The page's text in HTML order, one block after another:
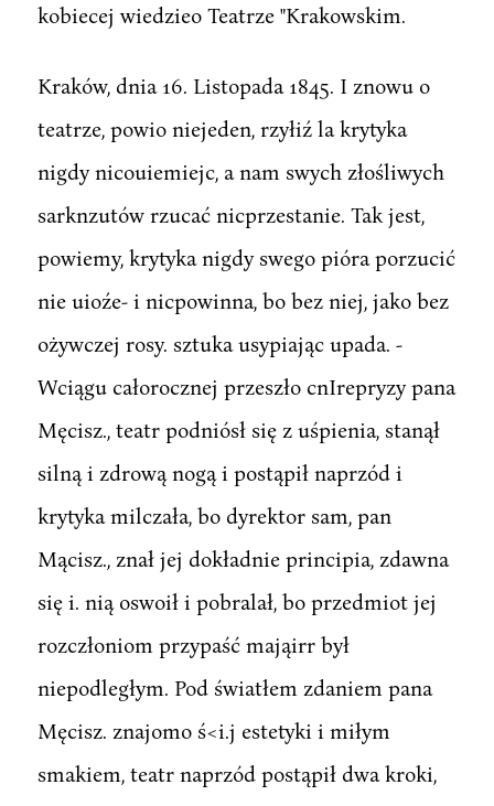
kobiecej wiedzieo Teatrze "Krakowskim.
Kraków, dnia 16. Listopada 1845. I znowu o
teatrze, powio niejeden, rzyłiź la krytyka
nigdy nicouiemiejc, a nam swych złośliwych
sarknzutów rzucać nicprzestanie. Tak jest,
powiemy, krytyka nigdy swego pióra porzucić
nie uioźe- i nicpowinna, bo bez niej, jako bez
ożywczej rosy. sztuka usypiając upada. -
Wciągu całorocznej przeszło cnIrepryzy pana
Męcisz., teatr podniósł się z uśpienia, stanął
silną i zdrową nogą i postąpił naprzód i
krytyka milczała, bo dyrektor sam, pan
Mącisz., znał jej dokładnie principia, zdawna
się i. nią oswoił i pobralał, bo przedmiot jej
rozczłoniom przypaść mająirr był
niepodległym. Pod światłem zdaniem pana
Męcisz. znajomo ś<i.j estetyki i miłym
smakiem, teatr naprzód postąpił dwa kroki,